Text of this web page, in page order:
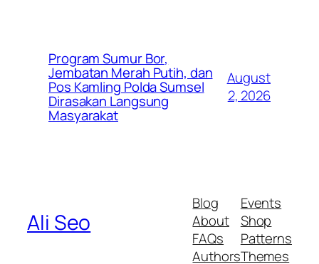
Program Sumur Bor,
Jembatan Merah Putih, dan
Pos Kamling Polda Sumsel
Dirasakan Langsung
Masyarakat
August
2, 2026
Ali Seo
Blog
About
FAQs
Authors
Events
Shop
Patterns
Themes